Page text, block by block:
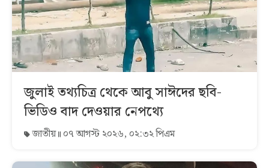
জুলাই তথ্যচিত্র থেকে আবু সাঈদের ছবি-
ভিডিও বাদ দেওয়ার নেপথ্যে
জাতীয় ০৭ আগস্ট ২০২৬, ০২:৩২ পিএম